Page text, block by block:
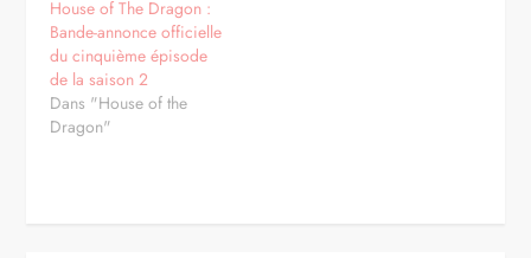
House of The Dragon :
Bande-annonce officielle
du cinquième épisode
de la saison 2
Dans "House of the
Dragon"